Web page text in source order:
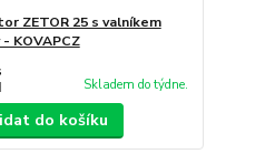
ZETOR 25 s valníkem
KOVAPCZ
Skladem do týdne.
do košíku